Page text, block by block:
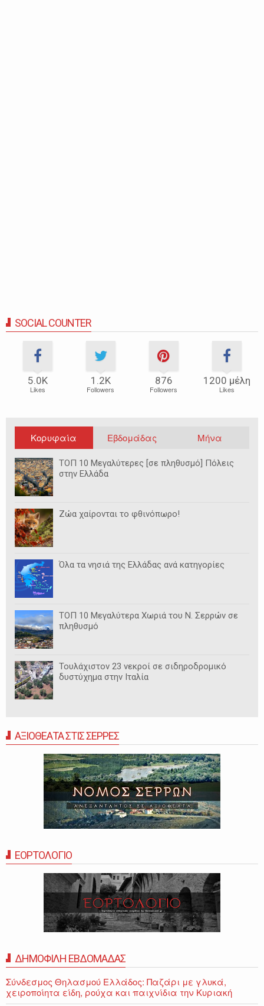
SOCIAL COUNTER
5.0Κ
Likes
1.2Κ
Followers
876
Followers
1200 μέλη
Likes
Κορυφαία Εβδομάδας Μήνα
ΤΟΠ 10 Μεγαλύτερες [σε πληθυσμό] Πόλεις
στην Ελλάδα
Ζώα χαίρονται το φθινόπωρο!
Όλα τα νησιά της Ελλάδας ανά κατηγορίες
ΤΟΠ 10 Μεγαλύτερα Χωριά του Ν. Σερρών σε
πληθυσμό
Τουλάχιστον 23 νεκροί σε σιδηροδρομικό
δυστύχημα στην Ιταλία
ΑΞΙΟΘΕΑΤΑ ΣΤΙΣ ΣΕΡΡΕΣ
ΕΟΡΤΟΛΟΓΙΟ
ΔΗΜΟΦΙΛΗ ΕΒΔΟΜΑΔΑΣ
Σύνδεσμος Θηλασμού Ελλάδος: Παζάρι με γλυκά,
χειροποίητα είδη, ρούχα και παιχνίδια την Κυριακή